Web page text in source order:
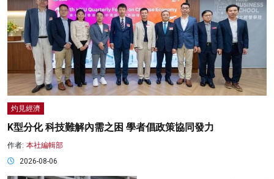
灼見經濟
K型分化 科技難解內需之困 學者倡政策協同發力
作者: 本社編輯部
2026-08-06